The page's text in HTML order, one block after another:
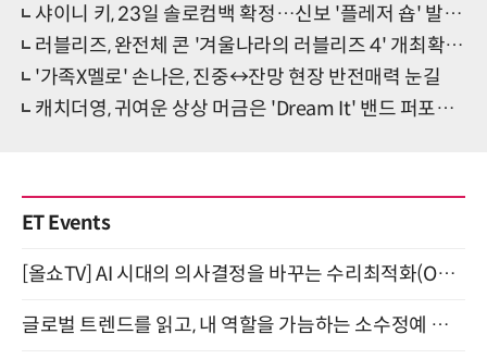
샤이니 키, 23일 솔로컴백 확정…신보 '플레저 숍' 발표예고
러블리즈, 완전체 콘 '겨울나라의 러블리즈 4' 개최확정…데뷔 10주년 기념
'가족X멜로' 손나은, 진중↔잔망 현장 반전매력 눈길
캐치더영, 귀여운 상상 머금은 'Dream It' 밴드 퍼포먼스 공개
ET Events
[올쇼TV] AI 시대의 의사결정을 바꾸는 수리최적화(Optimization) 소개 (8/20 생방송)
글로벌 트렌드를 읽고, 내 역할을 가늠하는 소수정예 실습 워크숍 (8/28)